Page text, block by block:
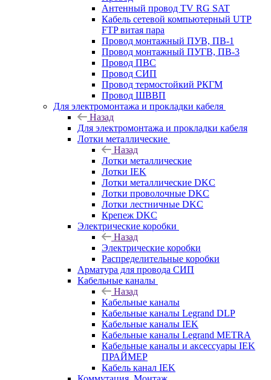
Антенный провод TV RG SAT
Кабель сетевой компьютерный UTP
FTP витая пара
Провод монтажный ПУВ, ПВ-1
Провод монтажный ПУГВ, ПВ-3
Провод ПВС
Провод СИП
Провод термостойкий РКГМ
Провод ШВВП
Для электромонтажа и прокладки кабеля
Назад
Для электромонтажа и прокладки кабеля
Лотки металлические
Назад
Лотки металлические
Лотки IEK
Лотки металлические DKC
Лотки проволочные DKC
Лотки лестничные DKC
Крепеж DKC
Электрические коробки
Назад
Электрические коробки
Распределительные коробки
Арматура для провода СИП
Кабельные каналы
Назад
Кабельные каналы
Кабельные каналы Legrand DLP
Кабельные каналы IEK
Кабельные каналы Legrand METRA
Кабельные каналы и аксессуары IEK
ПРАЙМЕР
Кабель канал IEK